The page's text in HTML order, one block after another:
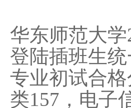
华东师范大学
登陆插班生
专业初试合
类157 ，电子